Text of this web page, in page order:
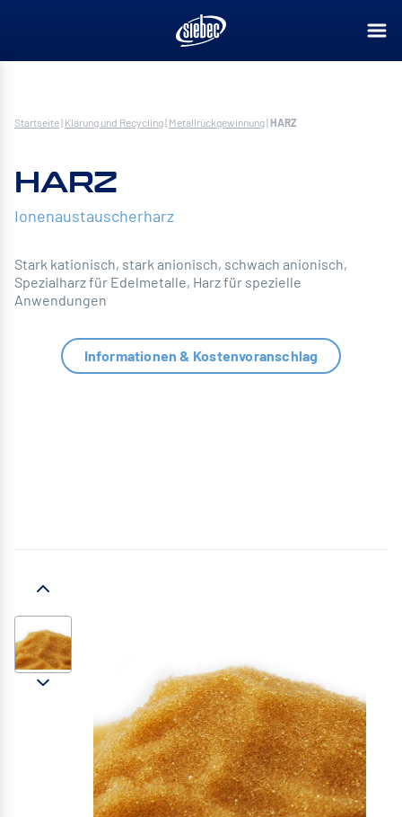
Startseite| Klärung und Recycling| Metallrückgewinnung|HARZ
HARZ
Ionenaustauscherharz
Stark kationisch, stark anionisch, schwach anionisch,
Spezialharz für Edelmetalle, Harz für spezielle
Anwendungen
Informationen & Kostenvoranschlag